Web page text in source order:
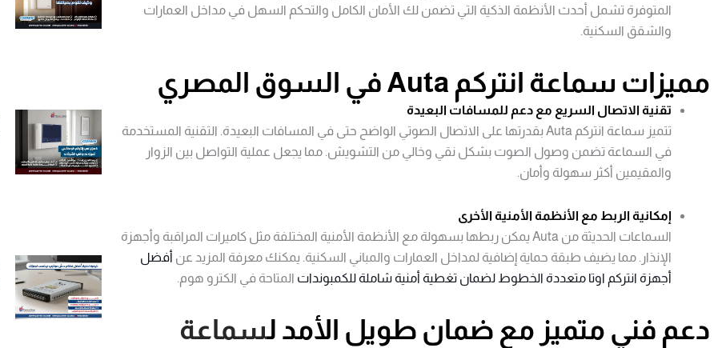
المتوفرة تشمل أحدث الأنظمة الذكية التي تضمن لك الأمان الكامل والتحكم السهل في مداخل العمارات
والشقق السكنية.
مميزات سماعة انتركم Auta في السوق المصري
تقنية الاتصال السريع مع دعم للمسافات البعيدة
تتميز سماعة انتركم Auta بقدرتها على الاتصال الصوتي الواضح حتى في المسافات البعيدة. التقنية المستخدمة
في السماعة تضمن وصول الصوت بشكل نقي وخالي من التشويش. مما يجعل عملية التواصل بين الزوار
والمقيمين أكثر سهولة وأمان.
إمكانية الربط مع الأنظمة الأمنية الأخرى
السماعات الحديثة من Auta يمكن ربطها بسهولة مع الأنظمة الأمنية المختلفة مثل كاميرات المراقبة وأجهزة
الإنذار. مما يضيف طبقة حماية إضافية لمداخل العمارات والمباني السكنية. يمكنك معرفة المزيد عن أفضل
أجهزة انتركم اوتا متعددة الخطوط لضمان تغطية أمنية شاملة للكمبوندات المتاحة في الكترو هوم.
دعم فني متميز مع ضمان طويل الأمد لسماعة